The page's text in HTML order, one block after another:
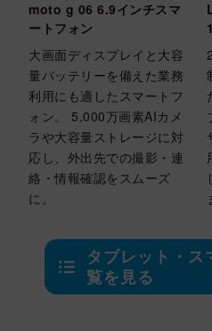
moto g 06 6.9インチスマ
ートフォン
大画面ディスプレイと大容
量バッテリーを備えた業務
利用にも適したスマートフ
ォン。 5,000万画素AIカメ
ラや大容量ストレージに対
応し、外出先での撮影・連
絡・情報確認をスムーズ
に。
タブレット・
覧を見る